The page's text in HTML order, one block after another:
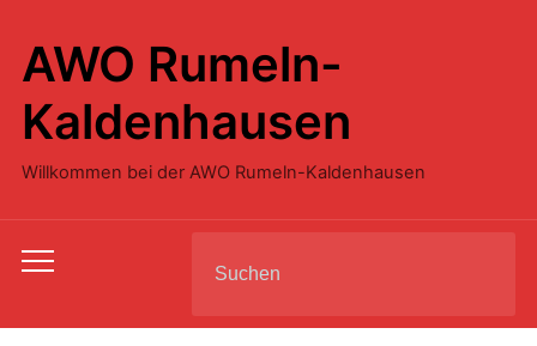
AWO Rumeln-
Kaldenhausen
Willkommen bei der AWO Rumeln-Kaldenhausen
Toggle
menu
for: